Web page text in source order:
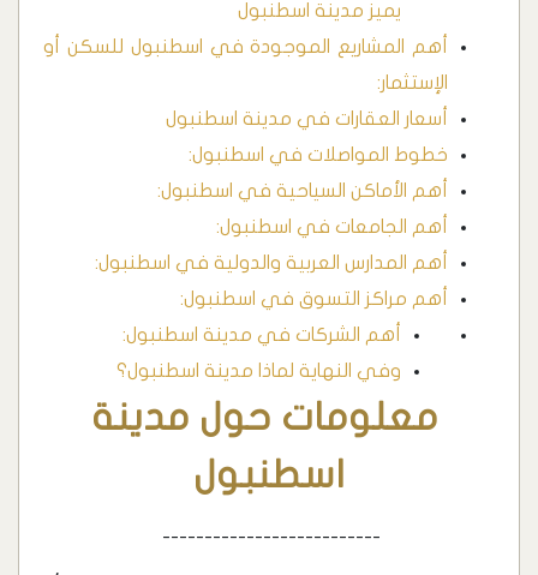
يميز مدينة اسطنبول
أهم المشاريع الموجودة في اسطنبول للسكن أو
الإستثمار:
أسعار العقارات في مدينة اسطنبول
خطوط المواصلات في اسطنبول:
أهم الأماكن السياحية في اسطنبول:
أهم الجامعات في اسطنبول:
أهم المدارس العربية والدولية في اسطنبول:
أهم مراكز التسوق في اسطنبول:
أهم الشركات في مدينة اسطنبول:
وفي النهاية لماذا مدينة اسطنبول؟
معلومات حول مدينة
اسطنبول
--------------------------